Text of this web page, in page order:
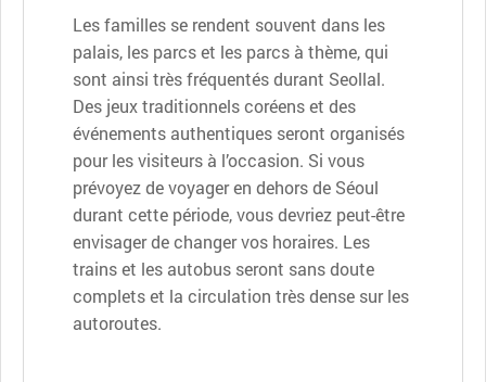
Les familles se rendent souvent dans les
palais, les parcs et les parcs à thème, qui
sont ainsi très fréquentés durant Seollal.
Des jeux traditionnels coréens et des
événements authentiques seront organisés
pour les visiteurs à l’occasion. Si vous
prévoyez de voyager en dehors de Séoul
durant cette période, vous devriez peut-être
envisager de changer vos horaires. Les
trains et les autobus seront sans doute
complets et la circulation très dense sur les
autoroutes.